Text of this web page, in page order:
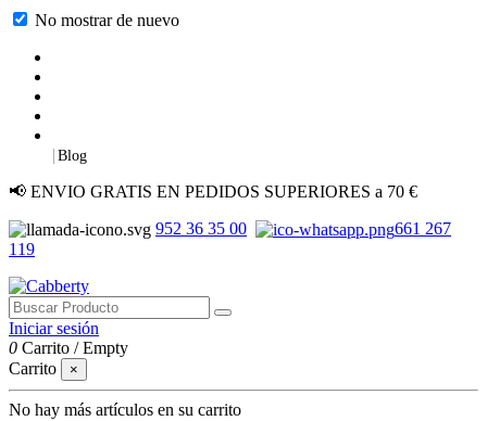
No mostrar de nuevo
|Blog
📢 ENVIO GRATIS EN PEDIDOS SUPERIORES a 70 €
952 36 35 00
661 267
119
Iniciar sesión
0 Carrito /Empty
Carrito
×
No hay más artículos en su carrito